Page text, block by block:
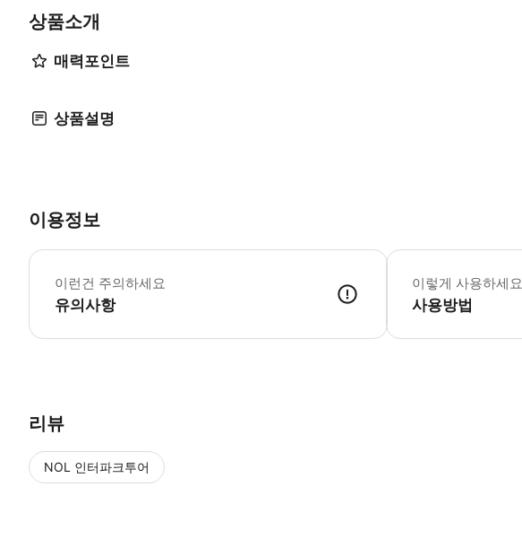
상품소개
매력포인트
상품설명
이용정보
이런건 주의하세요
유의사항
이렇게 사용하세요
사용방법
리뷰
NOL 인터파크투어